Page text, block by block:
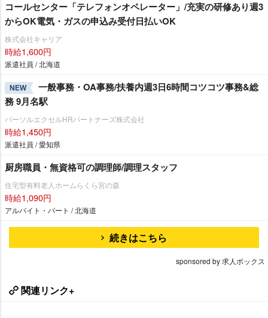
コールセンター「テレフォンオペレーター」/充実の研修あり週3
からOK電気・ガスの申込み受付日払いOK
株式会社キャリア
時給1,600円
派遣社員 / 北海道
NEW
一般事務・OA事務/扶養内週3日6時間コツコツ事務&総
務 9月名駅
パーソルエクセルHRパートナーズ株式会社
時給1,450円
派遣社員 / 愛知県
厨房職員・無資格可の調理師/調理スタッフ
住宅型有料老人ホームらくら宮の森
時給1,090円
アルバイト・パート / 北海道
続きはこちら
sponsored by 求人ボックス
関連リンク+